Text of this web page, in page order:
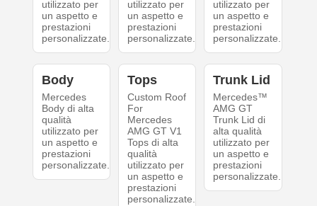
utilizzato per
un aspetto e
prestazioni
personalizzate.
utilizzato per
un aspetto e
prestazioni
personalizzate.
utilizzato per
un aspetto e
prestazioni
personalizzate.
Body
Mercedes
Body di alta
qualità
utilizzato per
un aspetto e
prestazioni
personalizzate.
Tops
Custom Roof
For
Mercedes
AMG GT V1
Tops di alta
qualità
utilizzato per
un aspetto e
prestazioni
personalizzate.
Trunk Lid
Mercedes™
AMG GT
Trunk Lid di
alta qualità
utilizzato per
un aspetto e
prestazioni
personalizzate.